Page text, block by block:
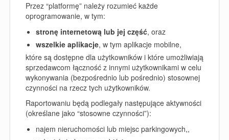
Przez “platformę” należy rozumieć każde
oprogramowanie, w tym:
stronę internetową lub jej część, oraz
wszelkie aplikacje, w tym aplikacje mobilne,
które są dostępne dla użytkowników i które umożliwiają
sprzedawcom łączność z innymi użytkownikami w celu
wykonywania (bezpośrednio lub pośrednio) stosownej
czynności na rzecz tych użytkowników.
Raportowaniu będą podlegały następujące aktywności
(określane jako “stosowne czynności”):
najem nieruchomości lub miejsc parkingowych,,